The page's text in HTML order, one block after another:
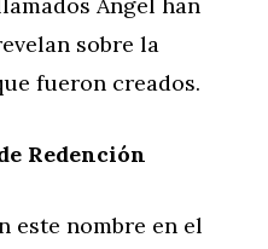
sobre la
fueron creados.
Redención
este nombre en el